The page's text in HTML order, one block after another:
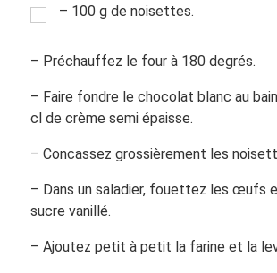
– 100 g de noisettes.
– Préchauffez le four à 180 degrés.
– Faire fondre le chocolat blanc au
cl de crème semi épaisse.
– Concassez grossièrement les
– Dans un saladier, fouettez les œufs
sucre vanillé.
– Ajoutez petit à petit la farine et la